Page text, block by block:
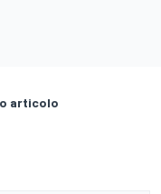
articolo